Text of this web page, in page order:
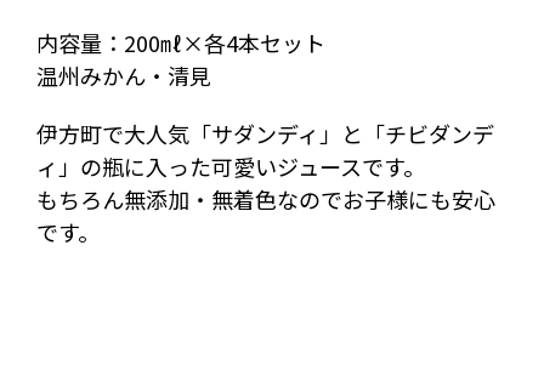
内容量：200㎖×各4本セット
温州みかん・清見
伊方町で大人気「サダンディ」と「チビダンデ
ィ」の瓶に入った可愛いジュースです。
もちろん無添加・無着色なのでお子様にも安心
です。